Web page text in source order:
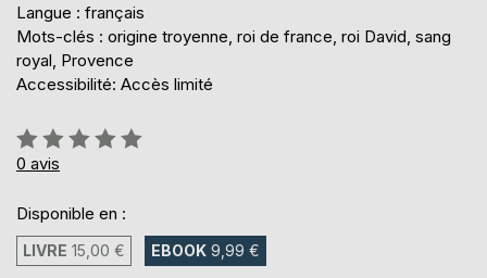
Langue : français
Mots-clés : origine troyenne, roi de france, roi David, sang
royal, Provence
Accessibilité: Accès limité
Évaluation:
0%
0 avis
Disponible en :
LIVRE 15,00 € EBOOK 9,99 €